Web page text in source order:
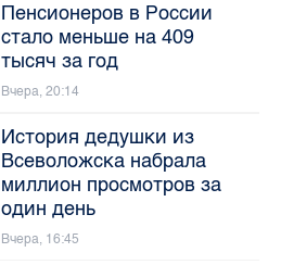
Пенсионеров в России
стало меньше на 409
тысяч за год
Вчера, 20:14
История дедушки из
Всеволожска набрала
миллион просмотров за
один день
Вчера, 16:45